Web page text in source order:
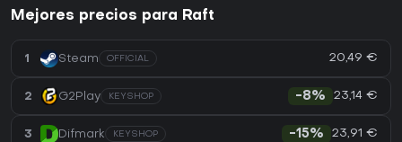
Mejores precios para Raft
1 Steam OFFICIAL 20,49 €
2 G2Play KEYSHOP -8% 23,14 €
3 Difmark KEYSHOP -15% 23,91 €